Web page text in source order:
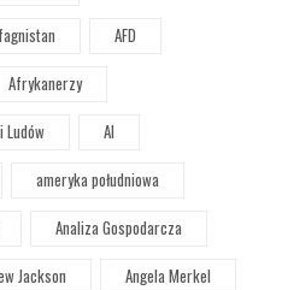
AFD
Afrykanerzy
Ludów
AI
ameryka południowa
Analiza Gospodarcza
Jackson
Angela Merkel